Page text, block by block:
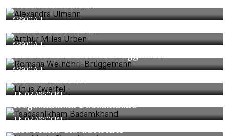
Alexandra Ulmann
ASSOCIATE
Arthur Miles Urben
ASSOCIATE
Dr. Romana Weinöhrl-Brüggemann
ASSOCIATE
Dr. Linus Zweifel
JUNIOR ASSOCIATE
Tsagaanlkham Badamkhand
JUNIOR ASSOCIATE
Lisa Maria Clavadetscher